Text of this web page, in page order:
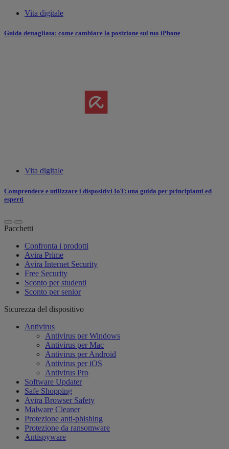
Vita digitale
Guida dettagliata: come cambiare la posizione sul tuo iPhone
Vita digitale
Comprendere e utilizzare i dispositivi IoT: una guida per principianti ed
esperti
Pacchetti
Confronta i prodotti
Avira Prime
Avira Internet Security
Free Security
Sconto per studenti
Sconto per senior
Sicurezza del dispositivo
Antivirus
Antivirus per Windows
Antivirus per Mac
Antivirus per Android
Antivirus per iOS
Antivirus Pro
Software Updater
Safe Shopping
Avira Browser Safety
Malware Cleaner
Protezione anti-phishing
Protezione da ransomware
Antispyware